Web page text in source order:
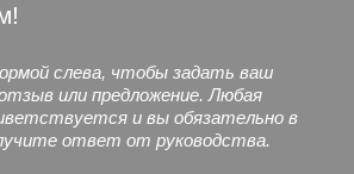
слева, чтобы задать ваш
или предложение. Любая
и вы обязательно в
ответ от руководства.